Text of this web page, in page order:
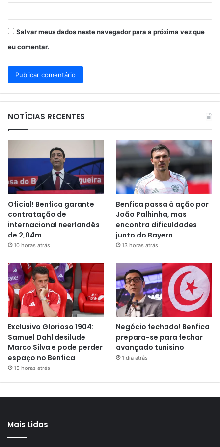
Salvar meus dados neste navegador para a próxima vez que
eu comentar.
NOTÍCIAS RECENTES
Oficial! Benfica garante
contratação de
internacional neerlandês
de 2,04m
10 horas atrás
Benfica passa à ação por
João Palhinha, mas
encontra dificuldades
junto do Bayern
13 horas atrás
Exclusivo Glorioso 1904:
Samuel Dahl desilude
Marco Silva e pode perder
espaço no Benfica
15 horas atrás
Negócio fechado! Benfica
prepara-se para fechar
avançado tunisino
1 dia atrás
Mais Lidas